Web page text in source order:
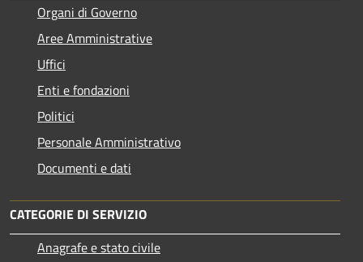
Organi di Governo
Aree Amministrative
Uffici
Enti e fondazioni
Politici
Personale Amministrativo
Documenti e dati
CATEGORIE DI SERVIZIO
Anagrafe e stato civile